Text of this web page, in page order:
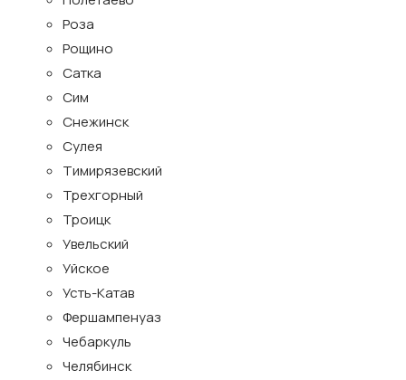
Роза
Рощино
Сатка
Сим
Снежинск
Сулея
Тимирязевский
Трехгорный
Троицк
Увельский
Уйское
Усть-Катав
Фершампенуаз
Чебаркуль
Челябинск